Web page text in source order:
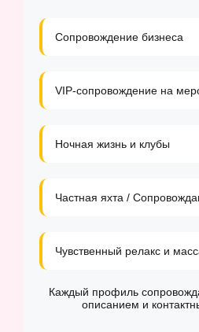
Сопровождение бизнеса
VIP-сопровождение на
Ночная жизнь и клубы
Частная яхта /
Чувственный релакс и
Каждый профиль
описанием и